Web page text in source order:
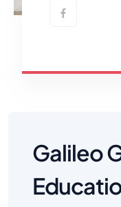
Galileo